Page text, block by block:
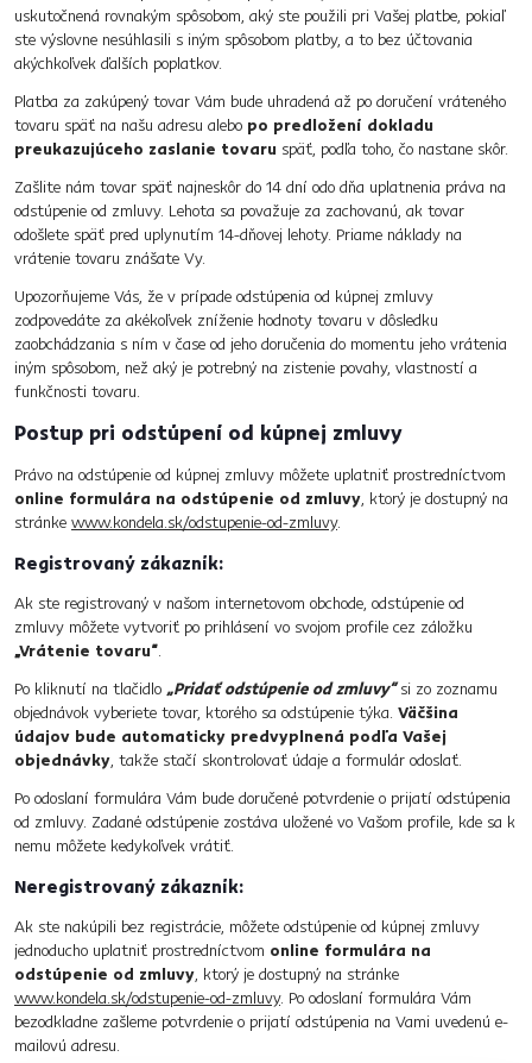
uskutočnená rovnakým spôsobom, aký ste použili pri Vašej platbe, pokiaľ
ste výslovne nesúhlasili s iným spôsobom platby, a to bez účtovania
akýchkoľvek ďalších poplatkov.
Platba za zakúpený tovar Vám bude uhradená až po doručení vráteného
tovaru späť na našu adresu alebo po predložení dokladu
preukazujúceho zaslanie tovaru späť, podľa toho, čo nastane skôr.
Zašlite nám tovar späť najneskôr do 14 dní odo dňa uplatnenia práva na
odstúpenie od zmluvy. Lehota sa považuje za zachovanú, ak tovar
odošlete späť pred uplynutím 14-dňovej lehoty. Priame náklady na
vrátenie tovaru znášate Vy.
Upozorňujeme Vás, že v prípade odstúpenia od kúpnej zmluvy
zodpovedáte za akékoľvek zníženie hodnoty tovaru v dôsledku
zaobchádzania s ním v čase od jeho doručenia do momentu jeho vrátenia
iným spôsobom, než aký je potrebný na zistenie povahy, vlastností a
funkčnosti tovaru.
Postup pri odstúpení od kúpnej zmluvy
Právo na odstúpenie od kúpnej zmluvy môžete uplatniť prostredníctvom
online formulára na odstúpenie od zmluvy, ktorý je dostupný na
stránke www.kondela.sk/odstupenie-od-zmluvy.
Registrovaný zákazník:
Ak ste registrovaný v našom internetovom obchode, odstúpenie od
zmluvy môžete vytvoriť po prihlásení vo svojom profile cez záložku
„Vrátenie tovaru“.
Po kliknutí na tlačidlo „Pridať odstúpenie od zmluvy“si zo zoznamu
objednávok vyberiete tovar, ktorého sa odstúpenie týka. Väčšina
údajov bude automaticky predvyplnená podľa Vašej
objednávky, takže stačí skontrolovať údaje a formulár odoslať.
Po odoslaní formulára Vám bude doručené potvrdenie o prijatí odstúpenia
od zmluvy. Zadané odstúpenie zostáva uložené vo Vašom profile, kde sa k
nemu môžete kedykoľvek vrátiť.
Neregistrovaný zákazník:
Ak ste nakúpili bez registrácie, môžete odstúpenie od kúpnej zmluvy
jednoducho uplatniť prostredníctvom online formulára na
odstúpenie od zmluvy, ktorý je dostupný na stránke
www.kondela.sk/odstupenie-od-zmluvy. Po odoslaní formulára Vám
bezodkladne zašleme potvrdenie o prijatí odstúpenia na Vami uvedenú e-
mailovú adresu.